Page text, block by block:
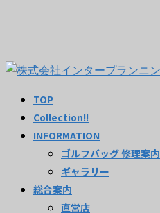
TOP
Collection!!
INFORMATION
ゴルフバッグ 修理案内
ギャラリー
総合案内
直営店